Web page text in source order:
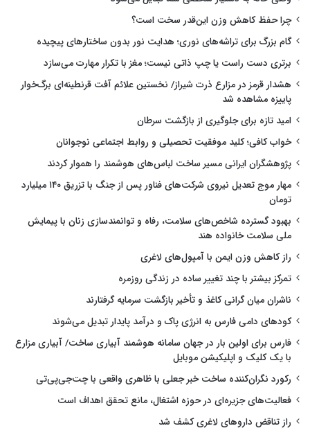
چرا حفظ کاهش وزن این‌قدر سخت است؟
گام بزرگ برای تراشه‌های نوری؛ هدایت نور بدون ساختارهای پیچیده
برتری دست راست یا چپ ذاتی نیست؛ مغز با تکرار مهارت می‌سازد
هشدار قرمز در مزارع ذرت شیراز/ نخستین علائم آفت قرنطینه‌ای برگ‌خوار
پاییزه مشاهده شد
امید تازه برای جلوگیری از بازگشت سرطان
خواب کافی؛ کلید موفقیت تحصیلی و روابط اجتماعی نوجوانان
پژوهشگران ایرانی مسیر ساخت لباس‌های هوشمند را هموار کردند
مهار موج تعدیل نیروی شرکت‌های فناور پس از جنگ با تزریق ۱۴۰ میلیارد
تومان
بهبود گسترده شاخص‌های سلامت، رفاه و توانمندسازی زنان با پیمایش
ملی سلامت خانواده هند
راز کاهش وزن ایمن با آمپول‌های لاغری
تمرکز بیشتر با چند تغییر ساده در زندگی روزمره
ناشران میان گرانی کاغذ و تأخیر بازگشت سرمایه گرفتارند
کودهای دامی فارس به انرژی پاک و درآمد پایدار تبدیل می‌شوند
فارس برای اولین بار در جهان سامانه هوشمند آبیاری ساخت/ آبیاری مزارع
با یک کلیک و اپلیکیشن موبایل
رکورد نگران‌کننده ساخت خبر جعلی با ظاهری واقعی با چت‌جی‌پی‌تی
فعالیت‌های جزیره‌ای در حوزه اشتغال، مانع تحقق اهداف است
راز تناقض داروهای لاغری کشف شد